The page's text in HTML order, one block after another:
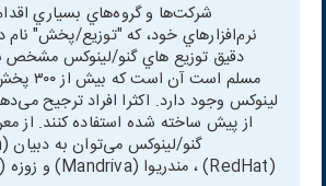
شرکت‌ها و گروه‌هاي بسياري
نرم‌افزارهاي خود، که "توزیع/پخش" نام
دقيق توزیع هاي گنو/لينوکس مشخص
مسلم
لينوکس وجود دارد. اکثرا افراد ترجيح
از پيش ساخته شده استفاده کنند. از
(RedHat) ، مندریوا (Mandriva) و زوزه (Suse) اشاره کرد.